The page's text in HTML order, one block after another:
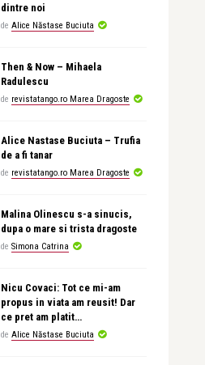
dintre noi
de Alice Năstase Buciuta
Then & Now – Mihaela
Radulescu
de revistatango.ro Marea Dragoste
Alice Nastase Buciuta – Trufia
de a fi tanar
de revistatango.ro Marea Dragoste
Malina Olinescu s-a sinucis,
dupa o mare si trista dragoste
de Simona Catrina
Nicu Covaci: Tot ce mi-am
propus in viata am reusit! Dar
ce pret am platit…
de Alice Năstase Buciuta